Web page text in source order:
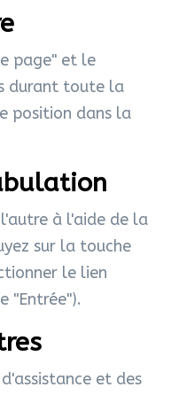
page" et le
durant toute la
position dans la
à l'aide de la
sur la touche
le lien
"Entrée").
et des